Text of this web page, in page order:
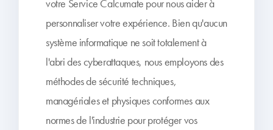
votre Service Calcumate pour nous aider à
personnaliser votre expérience. Bien qu'aucun
système informatique ne soit totalement à
l'abri des cyberattaques, nous employons des
méthodes de sécurité techniques,
managériales et physiques conformes aux
normes de l'industrie pour protéger vos